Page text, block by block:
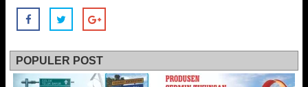
POPULER POST